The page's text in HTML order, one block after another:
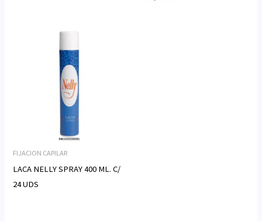
FIJACION CAPILAR
LACA NELLY SPRAY 400 ML. C/
24 UDS